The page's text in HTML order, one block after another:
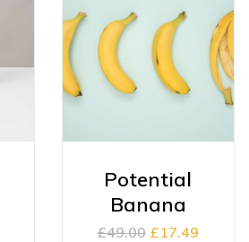
Potential
Banana
£49.00 £17.49